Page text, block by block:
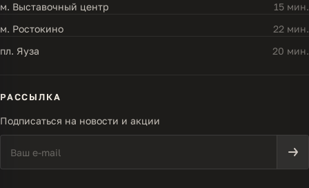
м. Выставочный центр
15 мин.
м. Ростокино
22 мин.
пл. Яуза
20 мин.
РАССЫЛКА
Подписаться на новости и акции